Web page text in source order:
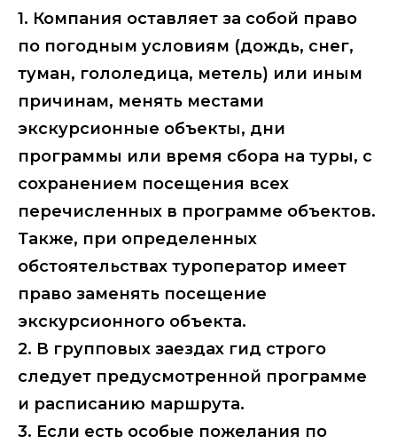
1. Компания оставляет за собой право
по погодным условиям (дождь, снег,
туман, гололедица, метель) или иным
причинам, менять местами
экскурсионные объекты, дни
программы или время сбора на туры, с
сохранением посещения всех
перечисленных в программе объектов.
Также, при определенных
обстоятельствах туроператор имеет
право заменять посещение
экскурсионного объекта.
2. В групповых заездах гид строго
следует предусмотренной программе
и расписанию маршрута.
3. Если есть особые пожелания по